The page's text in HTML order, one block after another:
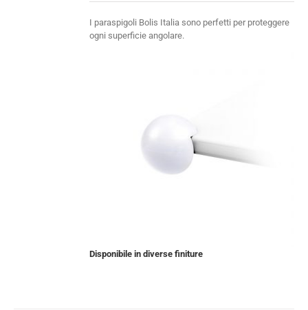
I paraspigoli Bolis Italia sono perfetti per proteggere
ogni superficie angolare.
Disponibile in diverse finiture